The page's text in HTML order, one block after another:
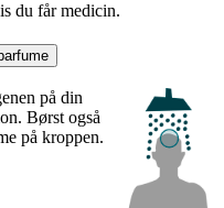
du får medicin.
på din
Børst også
på kroppen.